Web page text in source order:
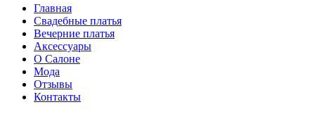
Главная
Свадебные платья
Вечерние платья
Аксессуары
О Салоне
Мода
Отзывы
Контакты